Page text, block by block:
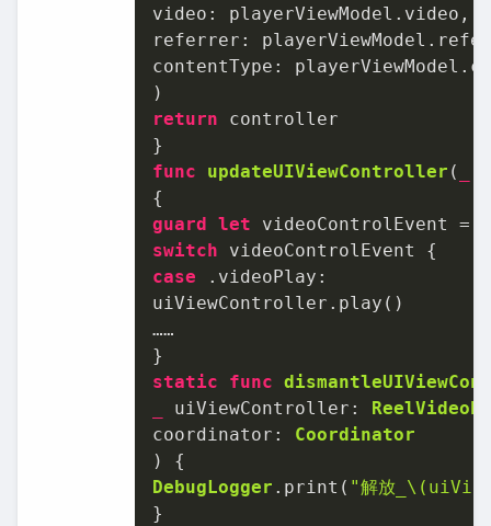
video: playerViewModel.video,
referrer:
contentType:
return controller
func
updateUIViewController (
guard
let videoControlEvent =
switch
case .videoPlay:
……
static
func
uiViewController :
coordinator : Coordinator
DebugLogger .print( "解放_
}